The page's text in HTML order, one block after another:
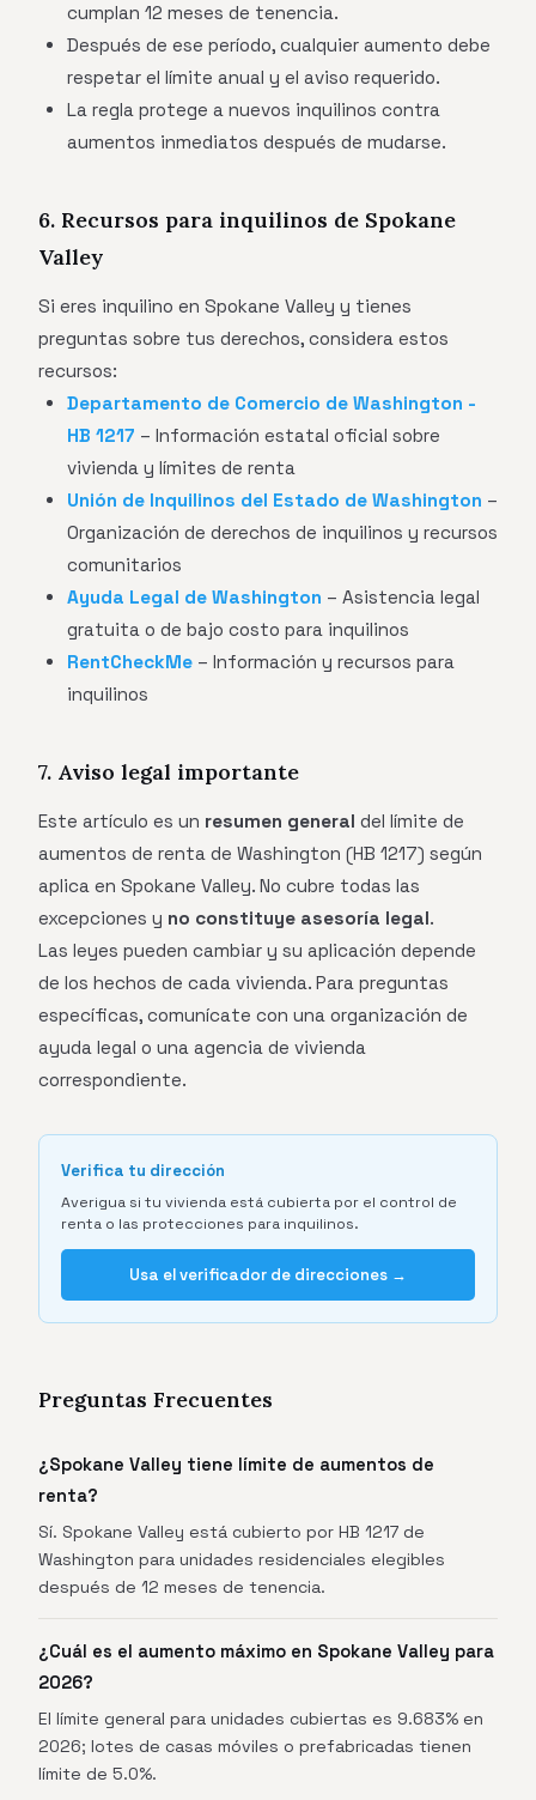
cumplan 12 meses de tenencia.
Después de ese período, cualquier aumento debe
respetar el límite anual y el aviso requerido.
La regla protege a nuevos inquilinos contra
aumentos inmediatos después de mudarse.
6. Recursos para inquilinos de Spokane
Valley
Si eres inquilino en Spokane Valley y tienes
preguntas sobre tus derechos, considera estos
recursos:
Departamento de Comercio de Washington -
HB 1217 – Información estatal oficial sobre
vivienda y límites de renta
Unión de Inquilinos del Estado de Washington –
Organización de derechos de inquilinos y recursos
comunitarios
Ayuda Legal de Washington – Asistencia legal
gratuita o de bajo costo para inquilinos
RentCheckMe – Información y recursos para
inquilinos
7. Aviso legal importante
Este artículo es un resumen general del límite de
aumentos de renta de Washington (HB 1217) según
aplica en Spokane Valley. No cubre todas las
excepciones y no constituye asesoría legal.
Las leyes pueden cambiar y su aplicación depende
de los hechos de cada vivienda. Para preguntas
específicas, comunícate con una organización de
ayuda legal o una agencia de vivienda
correspondiente.
Verifica tu dirección
Averigua si tu vivienda está cubierta por el control de
renta o las protecciones para inquilinos.
Usa el verificador de direcciones →
Preguntas Frecuentes
¿Spokane Valley tiene límite de aumentos de
renta?
Sí. Spokane Valley está cubierto por HB 1217 de
Washington para unidades residenciales elegibles
después de 12 meses de tenencia.
¿Cuál es el aumento máximo en Spokane Valley para
2026?
El límite general para unidades cubiertas es 9.683% en
2026; lotes de casas móviles o prefabricadas tienen
límite de 5.0%.